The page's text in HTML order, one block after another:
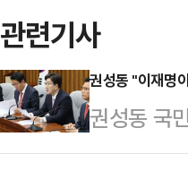
관련기사
권성동 "이재명
권성동 국
대선 후보